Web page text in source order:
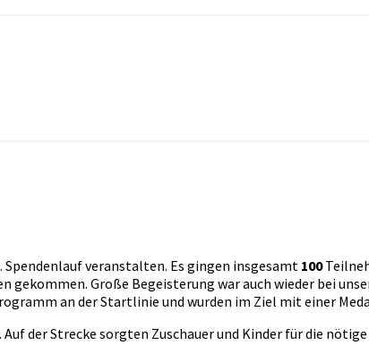
veranstalten. Es gingen insgesamt 100
Große Begeisterung war auch wieder bei
an der Startlinie und wurden im Ziel mit einer
der Strecke sorgten Zuschauer und Kinder für die